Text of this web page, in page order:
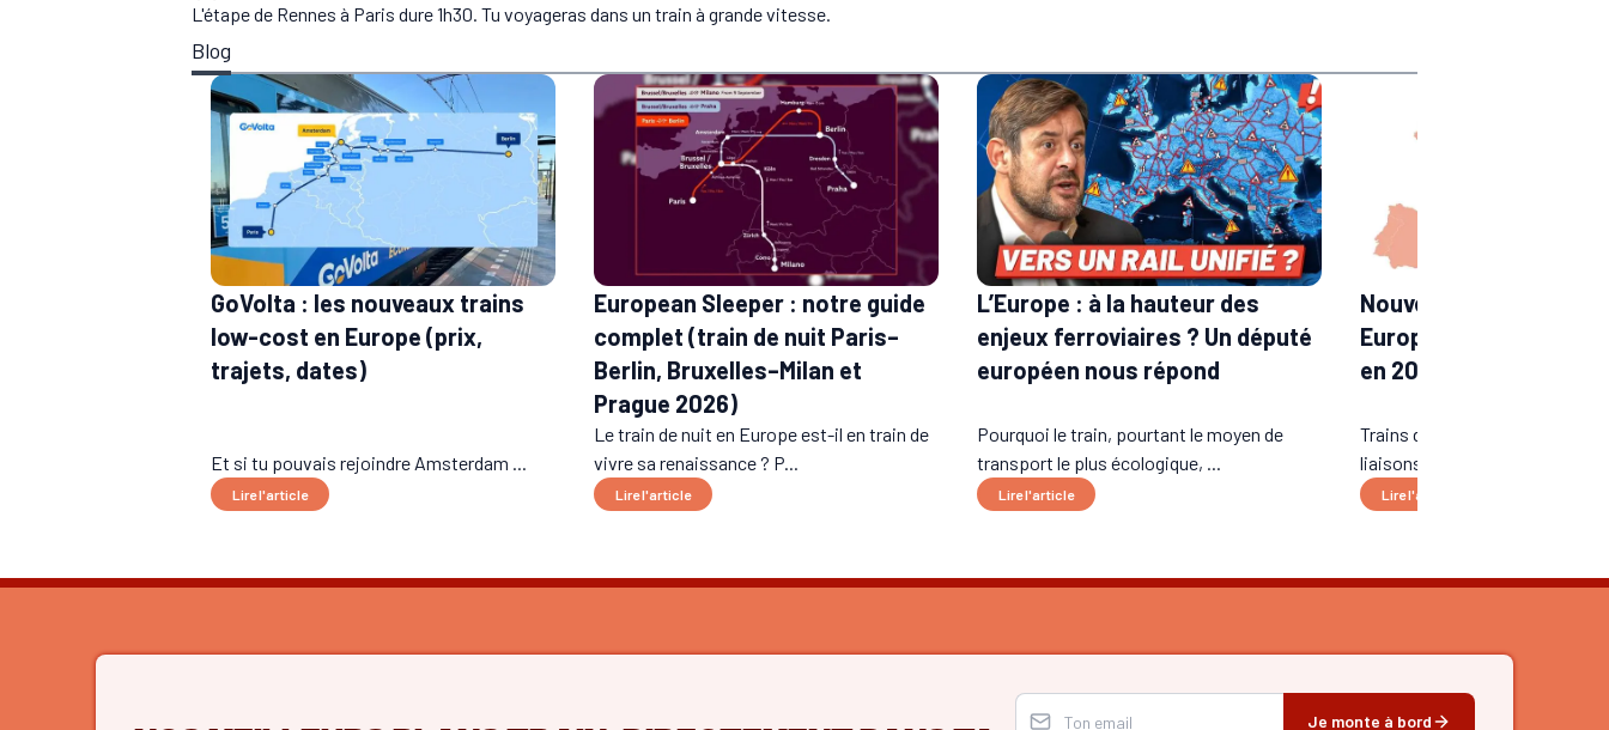
L'étape de Rennes à Paris dure 1h30. Tu voyageras dans un train à grande vitesse.
Blog
GoVolta : les nouveaux trains
low-cost en Europe (prix,
trajets, dates)
Et si tu pouvais rejoindre Amsterdam ...
Lire l'article
European Sleeper : notre guide
complet (train de nuit Paris–
Berlin, Bruxelles–Milan et
Prague 2026)
Le train de nuit en Europe est-il en train de
vivre sa renaissance ? P...
Lire l'article
L’Europe : à la hauteur des
enjeux ferroviaires ? Un député
européen nous répond
Pourquoi le train, pourtant le moyen de
transport le plus écologique, ...
Lire l'article
Nouvelles lignes de
Europe : les liaisons
en 2026
Trains de nuit longue distance,
liaisons transfrontalières...
Lire l'article
Je monte à bord